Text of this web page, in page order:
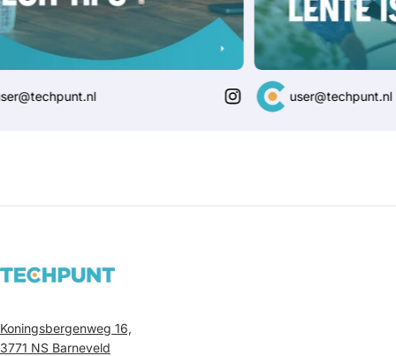
user@techpunt.nl
Koningsbergenweg 16,
3771 NS Barneveld